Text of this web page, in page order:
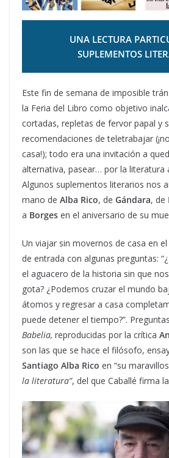
UNA LECTURA
SUPLEMENTOS
Este fin de semana de imposible
la Feria del Libro como objetivo
cortadas, repletas de fervor papal y
recomendaciones de teletrabajar
casa!); todo era una invitación a
alternativa, pasear… por la literatura
Algunos suplementos literarios nos
mano de Alba Rico, de Gándara, de
a Borges en el aniversario de su
Un viajar sin movernos de casa en
de entrada con algunas preguntas:
el aguacero de la historia sin que
gota? ¿Podemos cruzar el mundo
átomos y regresar a casa
puede detener el tiempo?”.
Babelia, reproducidas por la crítica
son las que se hace el filósofo,
Santiago Alba Rico en “su
la literatura”, del que Caballé firma